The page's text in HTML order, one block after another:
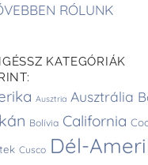
RÓLUNK
KATEGÓRIÁK
Ausztria Ausztrália
Bolívia California
Cusco Dél-